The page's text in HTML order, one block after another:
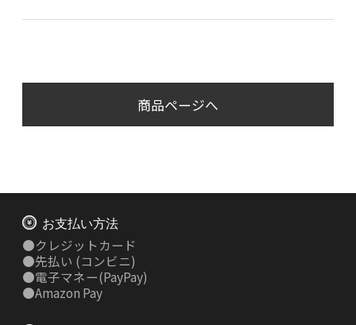
商品ページへ
お支払い方法
●クレジットカード
●先払い (コンビニ)
●電子マネー(PayPay)
●Amazon Pay